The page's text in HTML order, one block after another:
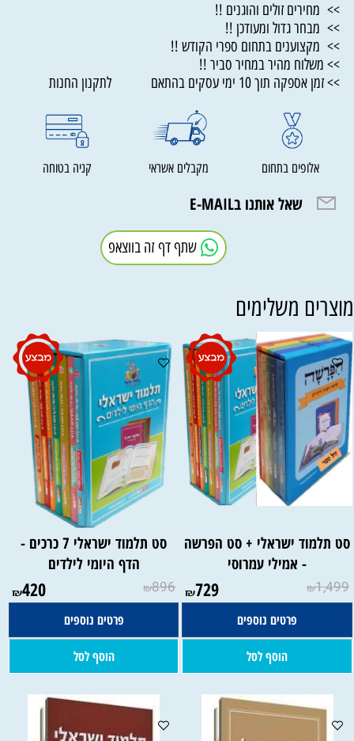
>> מחירים זולים והוגנים !!
>> מבחר גדול ומעודכן !!
>> מקצוענים בתחום ספרי הקודש !!
>> משלוח מהיר במחיר סביר !!
>> זמן אספקה תוך 10 ימי עסקים בהתאם לתקנון החנות
אלופים בתחום מקבלים אשראי קניה בטוחה
שאל אותנו בE-MAIL
שתף דף זה בווצאפ
משלימים
סט תלמוד ישראלי + סט הפרשה
- אמילי עמרוסי
₪1,499
₪729
פרטים נוספים
הוסף לסל
סט תלמוד ישראלי 7 כרכים -
הדף היומי לילדים
₪896
₪420
פרטים נוספים
הוסף לסל